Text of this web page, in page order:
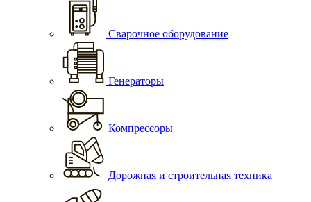
Сварочное оборудование
Генераторы
Компрессоры
Дорожная и строительная техника